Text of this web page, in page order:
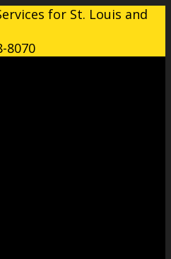
for St. Louis and
8070